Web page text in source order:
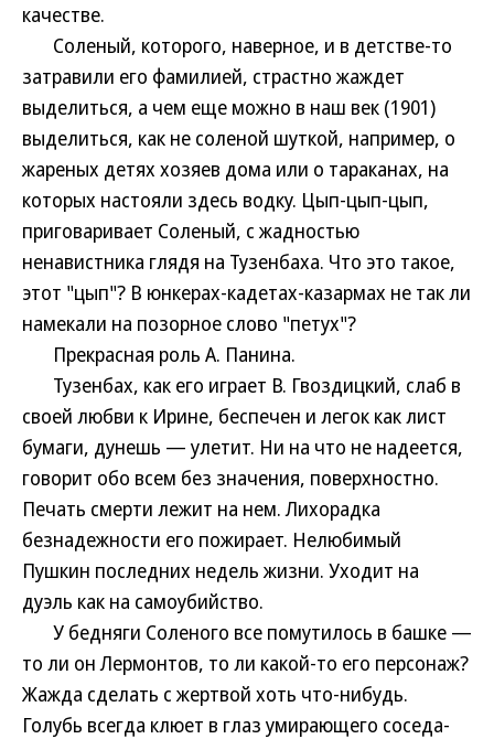
качестве.
Соленый, которого, наверное, и в детстве-то
затравили его фамилией, страстно жаждет
выделиться, а чем еще можно в наш век (1901)
выделиться, как не соленой шуткой, например, о
жареных детях хозяев дома или о тараканах, на
которых настояли здесь водку. Цып-цып-цып,
приговаривает Соленый, с жадностью
ненавистника глядя на Тузенбаха. Что это такое,
этот "цып"? В юнкерах-кадетах-казармах не так ли
намекали на позорное слово "петух"?
Прекрасная роль А. Панина.
Тузенбах, как его играет В. Гвоздицкий, слаб в
своей любви к Ирине, беспечен и легок как лист
бумаги, дунешь — улетит. Ни на что не надеется,
говорит обо всем без значения, поверхностно.
Печать смерти лежит на нем. Лихорадка
безнадежности его пожирает. Нелюбимый
Пушкин последних недель жизни. Уходит на
дуэль как на самоубийство.
У бедняги Соленого все помутилось в башке —
то ли он Лермонтов, то ли какой-то его персонаж?
Жажда сделать с жертвой хоть что-нибудь.
Голубь всегда клюет в глаз умирающего соседа-